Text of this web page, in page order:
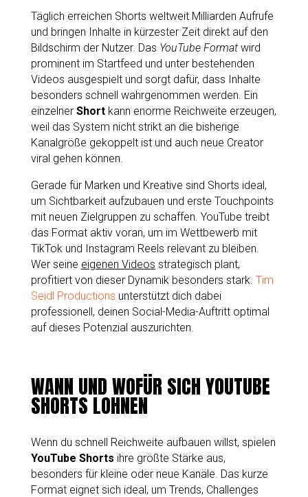
Täglich erreichen Shorts weltweit Milliarden Aufrufe
und bringen Inhalte in kürzester Zeit direkt auf den
Bildschirm der Nutzer. Das YouTube Formatwird
prominent im Startfeed und unter bestehenden
Videos ausgespielt und sorgt dafür, dass Inhalte
besonders schnell wahrgenommen werden. Ein
einzelner Shortkann enorme Reichweite erzeugen,
weil das System nicht strikt an die bisherige
Kanalgröße gekoppelt ist und auch neue Creator
viral gehen können.
Gerade für Marken und Kreative sind Shorts ideal,
um Sichtbarkeit aufzubauen und erste Touchpoints
mit neuen Zielgruppen zu schaffen. YouTube treibt
das Format aktiv voran, um im Wettbewerb mit
TikTok und Instagram Reels relevant zu bleiben.
Wer seine eigenen Videos strategisch plant,
profitiert von dieser Dynamik besonders stark. Tim
Seidl Productions unterstützt dich dabei
professionell, deinen Social-Media-Auftritt optimal
auf dieses Potenzial auszurichten.
WANN UND WOFÜR SICH YOUTUBE
SHORTS LOHNEN
Wenn du schnell Reichweite aufbauen willst, spielen
YouTube Shorts ihre größte Stärke aus,
besonders für kleine oder neue Kanäle. Das kurze
Format eignet sich ideal, um Trends, Challenges